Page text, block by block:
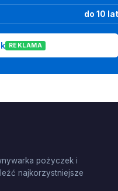
do 10 lat
REKLAMA
pożyczek i
najkorzystniejsze